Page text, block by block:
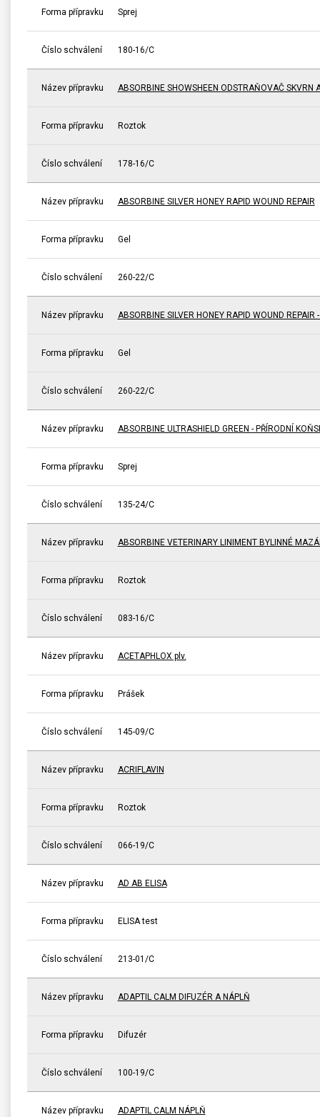
Forma přípravku Sprej
Číslo schválení 180-16/C
Název přípravku ABSORBINE SHOWSHEEN ODSTRAŇOVAČ SKVRN
Forma přípravku Roztok
Číslo schválení 178-16/C
Název přípravku ABSORBINE SILVER HONEY RAPID WOUND REPAIR
Forma přípravku Gel
Číslo schválení 260-22/C
Název přípravku ABSORBINE SILVER HONEY RAPID WOUND REPAIR
Forma přípravku Gel
Číslo schválení 260-22/C
Název přípravku ABSORBINE ULTRASHIELD GREEN - PŘÍRODNÍ
Forma přípravku Sprej
Číslo schválení 135-24/C
Název přípravku ABSORBINE VETERINARY LINIMENT BYLINNÉ
Forma přípravku Roztok
Číslo schválení 083-16/C
Název přípravku ACETAPHLOX plv.
Forma přípravku Prášek
Číslo schválení 145-09/C
Název přípravku ACRIFLAVIN
Forma přípravku Roztok
Číslo schválení 066-19/C
Název přípravku AD AB ELISA
Forma přípravku ELISA test
Číslo schválení 213-01/C
Název přípravku ADAPTIL CALM DIFUZÉR A NÁPLŇ
Forma přípravku Difuzér
Číslo schválení 100-19/C
Název přípravku ADAPTIL CALM NÁPLŇ